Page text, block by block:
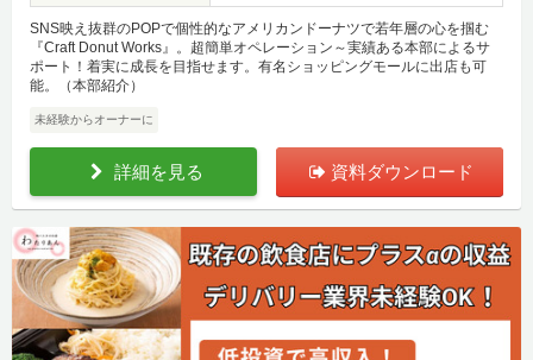
SNS映え抜群のPOPで個性的なアメリカンドーナツで若年層の心を掴む
『Craft Donut Works』。超簡単オペレーション～実績ある本部によるサ
ポート！着実に成長を目指せます。有名ショッピングモールに出店も可
能。（本部紹介）
未経験からオーナーに
詳細を見る 資料ダウンロード